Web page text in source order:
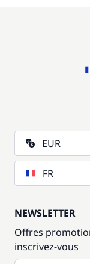
EUR
FR
NEWSLETTER
Offres
inscrivez-vous